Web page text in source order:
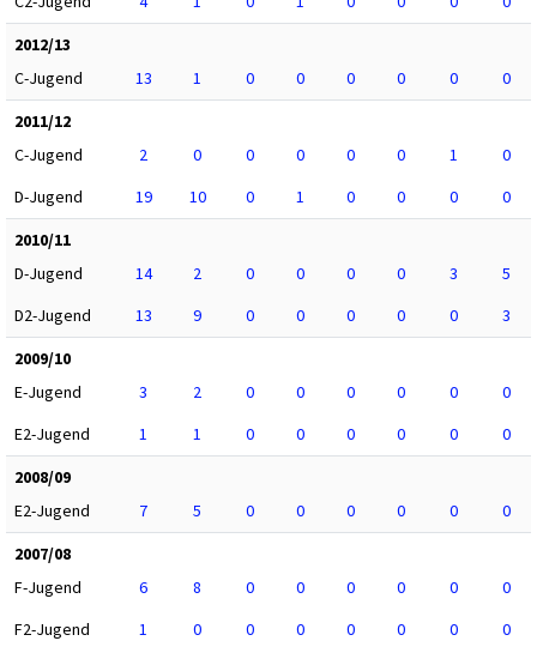
2012/13
C-Jugend
13 1 0 0 0 0 0
0
2011/12
C-Jugend
2 0 0 0 0 0 1
0
D-Jugend
19 10 0 1 0 0 0
0
2010/11
D-Jugend
14 2 0 0 0 0 3
5
D2-Jugend
13 9 0 0 0 0 0
3
2009/10
E-Jugend
3 2 0 0 0 0 0
0
E2-Jugend
1 1 0 0 0 0 0
0
2008/09
E2-Jugend
7 5 0 0 0 0 0
0
2007/08
F-Jugend
6 8 0 0 0 0 0
0
F2-Jugend
1 0 0 0 0 0 0 0